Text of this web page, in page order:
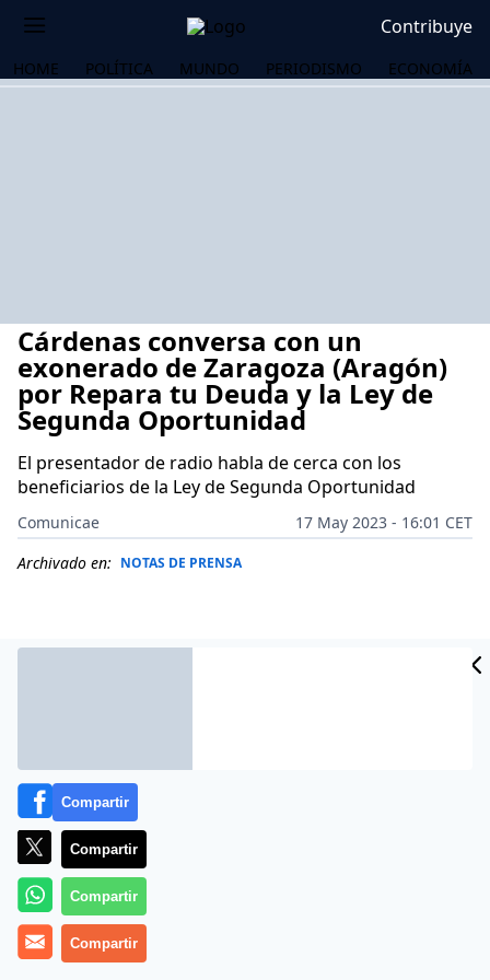
Contribuye
HOME POLÍTICA MUNDO PERIODISMO ECONOMÍA
Cárdenas conversa con un
exonerado de Zaragoza (Aragón)
por Repara tu Deuda y la Ley de
Segunda Oportunidad
El presentador de radio habla de cerca con los
beneficiarios de la Ley de Segunda Oportunidad
Comunicae
17 May 2023 - 16:01 CET
Archivado en: NOTAS DE PRENSA
El famoso presentador, Javier Cárdenas, ha conversado
de cerca con una nueva persona beneficiaria de la Ley
de Segunda Oportunidad debido a la labor realizada
Compartir
Compartir
Compartir
Compartir